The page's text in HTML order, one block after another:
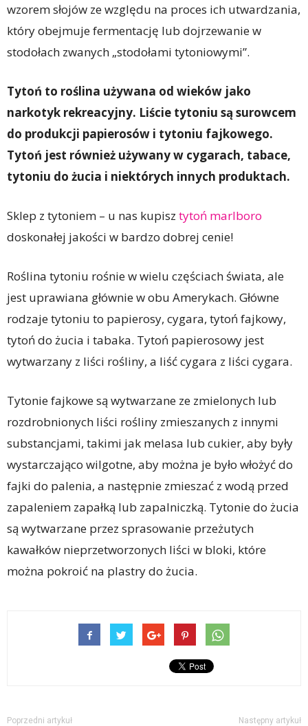
wzorem słojów ze względu na proces ich utwardzania,
który obejmuje fermentację lub dojrzewanie w
stodołach zwanych „stodołami tytoniowymi”.
Tytoń to roślina używana od wieków jako
narkotyk rekreacyjny. Liście tytoniu są surowcem
do produkcji papierosów i tytoniu fajkowego.
Tytoń jest również używany w cygarach, tabace,
tytoniu do żucia i niektórych innych produktach.
Sklep z tytoniem – u nas kupisz tytoń marlboro
doskonałej jakości w bardzo dobrej cenie!
Roślina tytoniu rośnie w wielu częściach świata, ale
jest uprawiana głównie w obu Amerykach. Główne
rodzaje tytoniu to papierosy, cygara, tytoń fajkowy,
tytoń do żucia i tabaka. Tytoń papierosowy jest
wytwarzany z liści rośliny, a liść cygara z liści cygara.
Tytonie fajkowe są wytwarzane ze zmielonych lub
rozdrobnionych liści rośliny zmieszanych z innymi
substancjami, takimi jak melasa lub cukier, aby były
wystarczająco wilgotne, aby można je było włożyć do
fajki do palenia, a następnie zmieszać z wodą przed
zapaleniem zapałką lub zapalniczką. Tytonie do żucia
są wytwarzane przez sprasowanie przeżutych
kawałków nieprzetworzonych liści w bloki, które
można pokroić na plastry do żucia.
Poprzedni artykuł Następny artykuł